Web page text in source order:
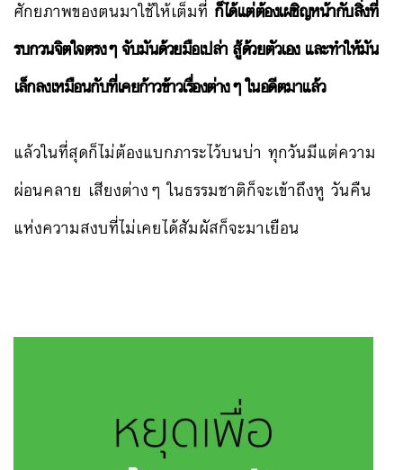
ศักยภาพของตนมาใช้ให้เต็มที่ ก็ได้แต่ต้องเผชิญหน้ากับสิ่งที่
รบกวนจิตใจตรงๆ จับมันด้วยมือเปล่า สู้ด้วยตัวเอง และทำให้มัน
เล็กลงเหมือนกับที่เคยก้าวข้าวเรื่องต่างๆ ในอดีตมาแล้ว
แล้วในที่สุดก็ไม่ต้องแบกภาระไว้บนบ่า ทุกวันมีแต่ความ
ผ่อนคลาย เสียงต่างๆ ในธรรมชาติก็จะเข้าถึงหู วันคืน
แห่งความสงบที่ไม่เคยได้สัมผัสก็จะมาเยือน